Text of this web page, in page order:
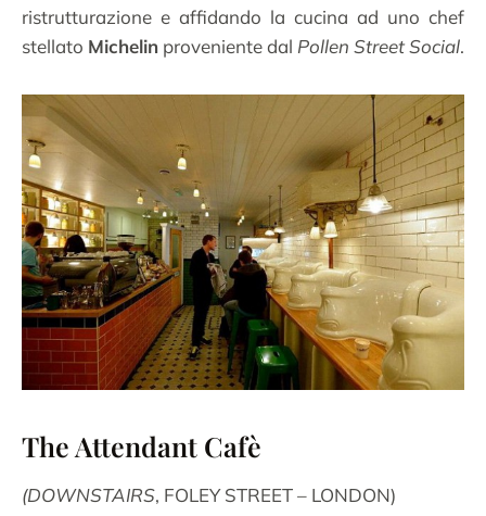
ristrutturazione e affidando la cucina ad uno chef
stellato Michelin proveniente dal Pollen Street Social.
The Attendant Cafè
(DOWNSTAIRS, FOLEY STREET – LONDON)